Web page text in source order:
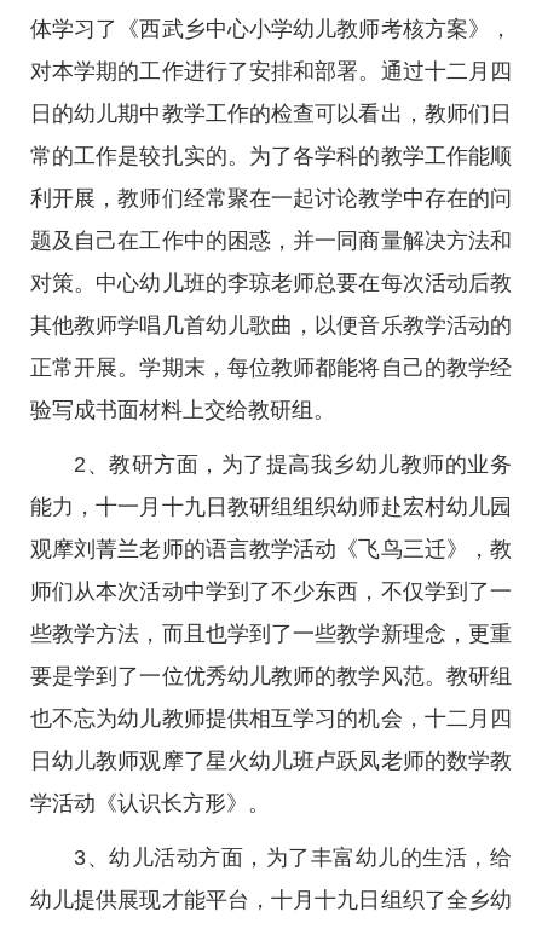
体学习了《西武乡中心小学幼儿教师考核方案》，
对本学期的工作进行了安排和部署。通过十二月四
日的幼儿期中教学工作的检查可以看出，教师们日
常的工作是较扎实的。为了各学科的教学工作能顺
利开展，教师们经常聚在一起讨论教学中存在的问
题及自己在工作中的困惑，并一同商量解决方法和
对策。中心幼儿班的李琼老师总要在每次活动后教
其他教师学唱几首幼儿歌曲，以便音乐教学活动的
正常开展。学期末，每位教师都能将自己的教学经
验写成书面材料上交给教研组。
2、教研方面，为了提高我乡幼儿教师的业务
能力，十一月十九日教研组组织幼师赴宏村幼儿园
观摩刘菁兰老师的语言教学活动《飞鸟三迁》，教
师们从本次活动中学到了不少东西，不仅学到了一
些教学方法，而且也学到了一些教学新理念，更重
要是学到了一位优秀幼儿教师的教学风范。教研组
也不忘为幼儿教师提供相互学习的机会，十二月四
日幼儿教师观摩了星火幼儿班卢跃凤老师的数学教
学活动《认识长方形》。
3、幼儿活动方面，为了丰富幼儿的生活，给
幼儿提供展现才能平台，十月十九日组织了全乡幼